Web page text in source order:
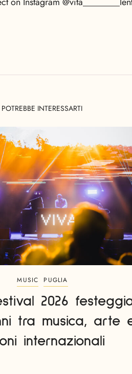
POTREBBE INTERESSARTI
MUSIC PUGLIA
2026
tra musica, arte
internazionali